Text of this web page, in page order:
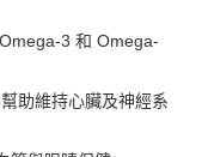
銀行
商業銀行
銀行
商業銀行
3 和 Omega-
助維持心臟及神經系